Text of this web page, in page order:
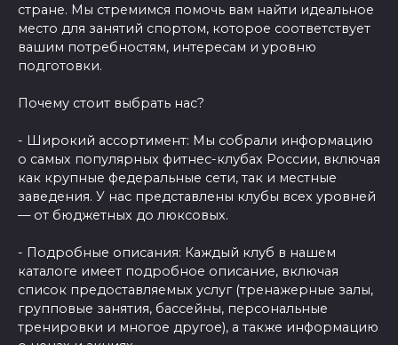
стране. Мы стремимся помочь вам найти идеальное
место для занятий спортом, которое соответствует
вашим потребностям, интересам и уровню
подготовки.
Почему стоит выбрать нас?
- Широкий ассортимент: Мы собрали информацию
о самых популярных фитнес-клубах России, включая
как крупные федеральные сети, так и местные
заведения. У нас представлены клубы всех уровней
— от бюджетных до люксовых.
- Подробные описания: Каждый клуб в нашем
каталоге имеет подробное описание, включая
список предоставляемых услуг (тренажерные залы,
групповые занятия, бассейны, персональные
тренировки и многое другое), а также информацию